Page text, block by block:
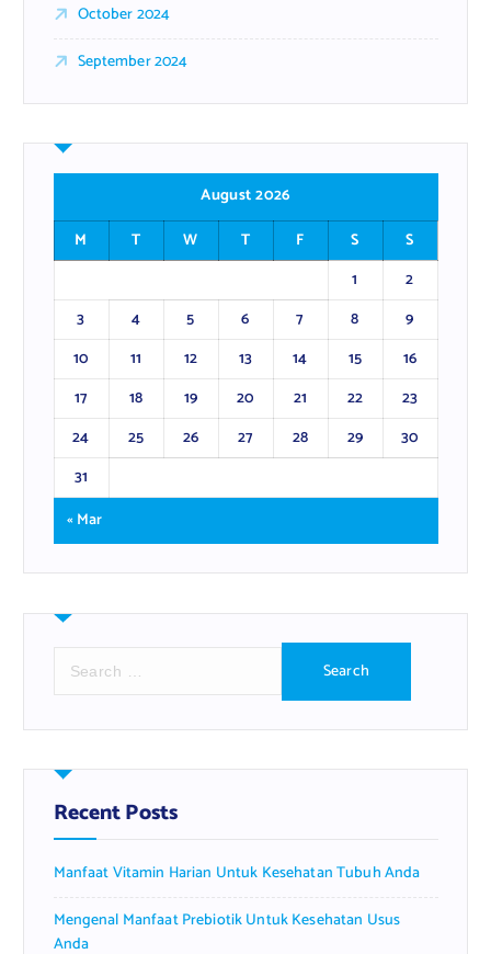
October 2024
September 2024
August 2026
M
T W T F S
S
1
2
3
4 5 6 7 8
9
10
11 12 13 14 15
16
17
18 19 20 21 22
23
24
25 26 27 28 29
30
31
« Mar
r
h
f
o
:
Recent Posts
Manfaat Vitamin Harian Untuk Kesehatan Tubuh Anda
Mengenal Manfaat Prebiotik Untuk Kesehatan Usus
Anda